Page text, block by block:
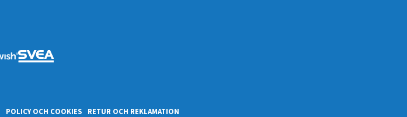
POLICY OCH COOKIES RETUR OCH REKLAMATION